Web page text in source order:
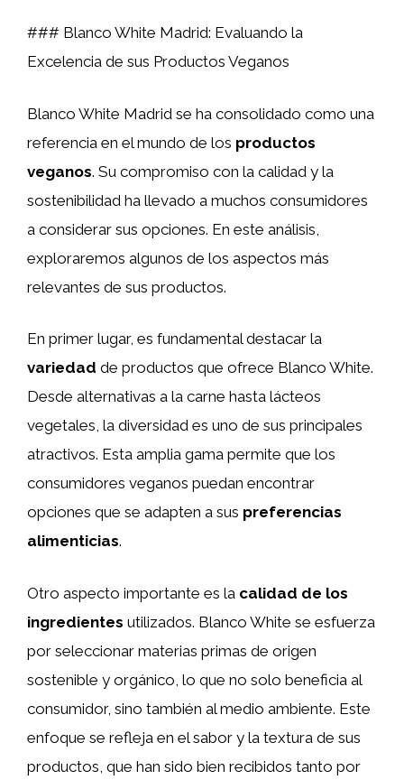
### Blanco White Madrid: Evaluando la
Excelencia de sus Productos Veganos
Blanco White Madrid se ha consolidado como una
referencia en el mundo de los productos
veganos. Su compromiso con la calidad y la
sostenibilidad ha llevado a muchos consumidores
a considerar sus opciones. En este análisis,
exploraremos algunos de los aspectos más
relevantes de sus productos.
En primer lugar, es fundamental destacar la
variedad de productos que ofrece Blanco White.
Desde alternativas a la carne hasta lácteos
vegetales, la diversidad es uno de sus principales
atractivos. Esta amplia gama permite que los
consumidores veganos puedan encontrar
opciones que se adapten a sus preferencias
alimenticias.
Otro aspecto importante es la calidad de los
ingredientes utilizados. Blanco White se esfuerza
por seleccionar materias primas de origen
sostenible y orgánico, lo que no solo beneficia al
consumidor, sino también al medio ambiente. Este
enfoque se refleja en el sabor y la textura de sus
productos, que han sido bien recibidos tanto por